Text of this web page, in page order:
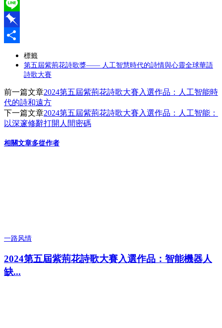
WeChat
Line
Pinboard
標籤
第五屆紫荊花詩歌獎—— 人工智慧時代的詩情與心靈全球華語
詩歌大賽
前一篇文章2024第五屆紫荊花詩歌大賽入選作品：人工智能時
代的詩和遠方
下一篇文章2024第五屆紫荊花詩歌大賽入選作品：人工智能：
以深邃修辭打開人間密碼
相關文章多從作者
一路风情
2024第五屆紫荊花詩歌大賽入選作品：智能機器人
缺...